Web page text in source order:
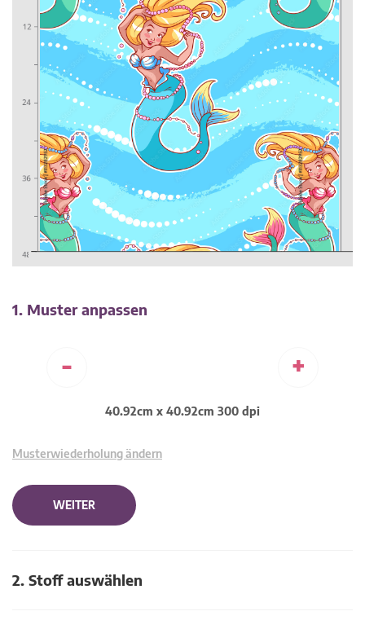
1. Muster anpassen
- +
40.92cm x 40.92cm 300 dpi
Musterwiederholung ändern
WEITER
2. Stoff auswählen